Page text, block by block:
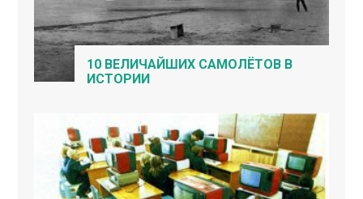
10 ВЕЛИЧАЙШИХ САМОЛЁТОВ В
ИСТОРИИ